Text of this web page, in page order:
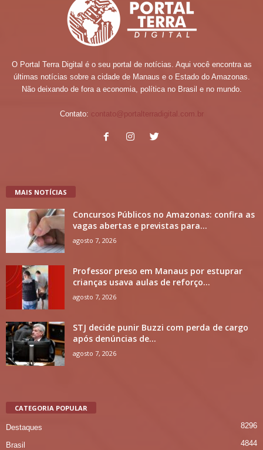
O Portal Terra Digital é o seu portal de notícias. Aqui você encontra as
últimas notícias sobre a cidade de Manaus e o Estado do Amazonas.
Não deixando de fora a economia, política no Brasil e no mundo.
Contato: contato@portalterradigital.com.br
MAIS NOTÍCIAS
Concursos Públicos no Amazonas: confira as
vagas abertas e previstas para...
agosto 7, 2026
Professor preso em Manaus por estuprar
crianças usava aulas de reforço...
agosto 7, 2026
STJ decide punir Buzzi com perda de cargo
após denúncias de...
agosto 7, 2026
CATEGORIA POPULAR
Destaques 8296
Brasil 4844